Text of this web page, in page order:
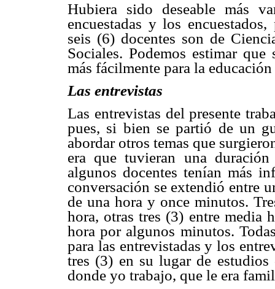
Hubiera sido deseable más
encuestadas y los
seis (6) docentes son de
Sociales. Podemos estimar
más fácilmente para la
Las entrevistas
Las entrevistas del presente
pues, si bien se partió de un
abordar otros temas que
era que tuvieran una
algunos docentes tenían más
conversación se extendió entre
de una hora y once minutos.
hora, otras tres (3) entre media
hora por algunos minutos.
para las entrevistadas y los
tres (3) en su lugar de
donde yo trabajo, que le era